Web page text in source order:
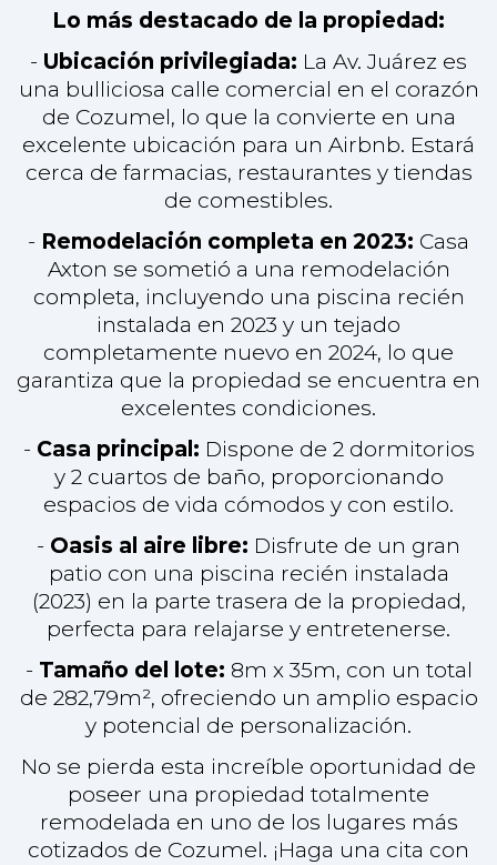
instalada en 2023 y un tejado
garantiza que la propiedad se encuentra en
excelentes condiciones.
-Casa principal:Dispone de 2 dormitorios
y 2 cuartos de baño, proporcionando
espacios de vida cómodos y con estilo.
-Oasis al aire libre:Disfrute de un gran
patio con una piscina recién instalada
(2023) en la parte trasera de la propiedad,
perfecta para relajarse y entretenerse.
Tamaño del lote: 8m x 35m, con un total
de 282,79m², ofreciendo un amplio espacio
y potencial de personalización.
No se pierda esta increíble oportunidad de
poseer una propiedad totalmente
remodelada en uno de los lugares más
cotizados de Cozumel. ¡Haga una cita con
nosotros para ver Casa Axton hoy mismo!
MÁS INFORMACIÓN
$335.000 USD